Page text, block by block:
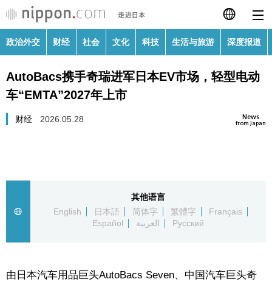
日本語
English
政治外交
政治外交 财经 社会 文化 科技 生活与旅游 深度报道
AutoBacs携手奇瑞进军日本EV市场，轻型电动
车“EMTA”2027年上市
News
from Japan
财经 2026.05.28
其他语言
English
日本語 简体字 繁體字
Français
Español
العربية Русский
由日本汽车用品巨头AutoBacs Seven、中国汽车巨头奇